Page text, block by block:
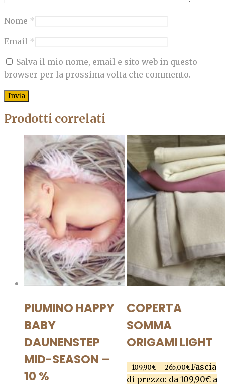
Nome *
Email *
Salva il mio nome, email e sito web in questo
browser per la prossima volta che commento.
Prodotti correlati
PIUMINO HAPPY
BABY
DAUNENSTEP
MID-SEASON –
10 %
COPERTA
SOMMA
ORIGAMI LIGHT
109,90€ - 265,00€Fascia
di prezzo: da 109,90€ a